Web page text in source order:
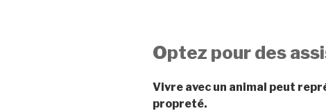
Optez pour des
Vivre avec un animal peut
propreté.